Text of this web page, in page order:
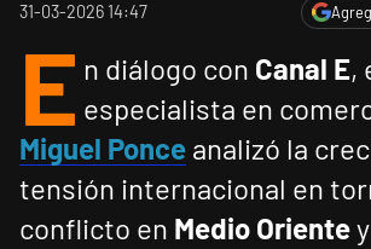
31-03-2026 14:47
E n diálogo con Canal E,
especialista en
Miguel Ponce analizó la
tensión internacional en
conflicto en Medio Oriente